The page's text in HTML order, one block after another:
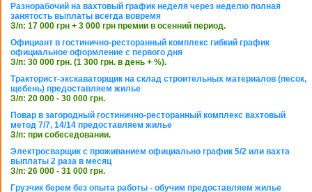
Разнорабочий на вахтовый график неделя через неделю полная
занятость выплаты всегда вовремя
З/п: 17 000 грн + 3 000 грн премии в осенний период.
Официант в гостинично-ресторанный комплекс гибкий график
официальное оформление с первого дня
З/п: 30 000 грн. (1 300 грн. в день + %).
Тракторист-экскаваторщик на склад строительных материалов (песок,
щебень) предоставляем жилье
З/п: 20 000 - 30 000 грн.
Повар в загородный гостинично-ресторанный комплекс вахтовый
метод 7/7, 14/14 предоставляем жилье
З/п: при собеседовании.
Электросварщик с проживанием официально график 5/2 или вахта
выплаты 2 раза в месяц
З/п: 26 000 - 31 000 грн.
Грузчик берем без опыта работы - обучим предоставляем жилье